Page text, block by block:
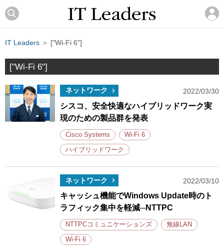
IT Leaders ＞ ["Wi-Fi 6"]
["Wi-Fi 6"]
ネットワーク 2022/03/30
シスコ、安全快適なハイブリッドワーク実
現のための製品群を発表
Cisco Systems Wi-Fi 6
ハイブリッドワーク
ネットワーク 2022/03/10
キャッシュ機能でWindows Update時のト
ラフィック集中を軽減─NTTPC
NTTPCコミュニケーションズ 無線LAN
Wi-Fi 6